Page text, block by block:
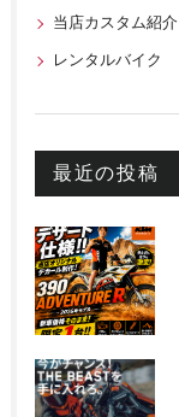
当店カスタム紹介
レンタルバイク
最近の投稿